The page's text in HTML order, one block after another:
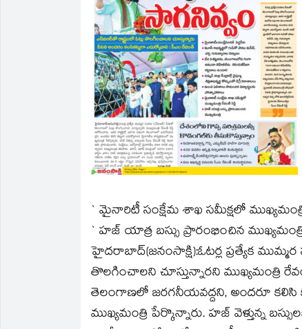
new
window)
new
window)
friend
(Opens
in
new
window)
new
window)
new
window)
new
window)
` మైనారిటీ సంక్షేమ శాఖ సమీక్షలో
` హజ్ యాత్ర బస్సు ప్రారంభించిన
హైదరాబాద్(జనంసాక్షి):ఓటర్ల ప్రత్యేక
తొలగించాలని చూస్తున్నారని ముఖ్యమంత్రి
తెలంగాణలో జరగనీయవద్దని, అందరూ కలిసి
ముఖ్యమంత్రి పేర్కొన్నారు. హజ్ వెళ్తున్న